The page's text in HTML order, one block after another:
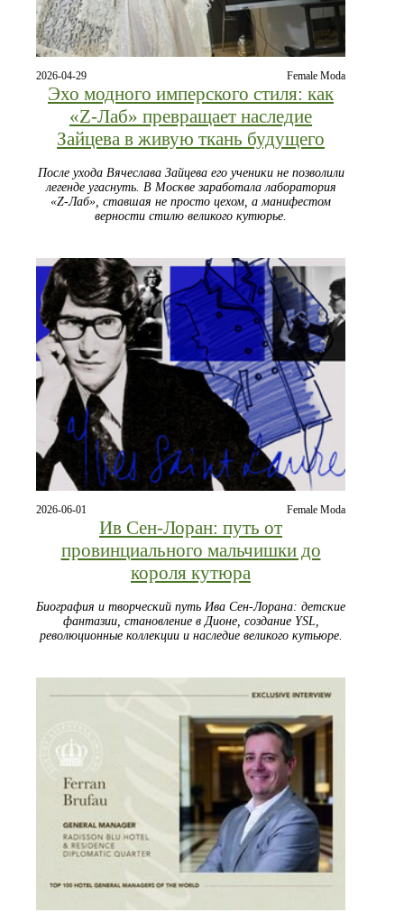
2026-04-29 Female Moda
Эхо модного имперского стиля: как
«Z-Лаб» превращает наследие
Зайцева в живую ткань будущего
После ухода Вячеслава Зайцева его ученики не позволили
легенде угаснуть. В Москве заработала лаборатория
«Z-Лаб», ставшая не просто цехом, а манифестом
верности стилю великого кутюрье.
2026-06-01 Female Moda
Ив Сен-Лоран: путь от
провинциального мальчишки до
короля кутюра
Биография и творческий путь Ива Сен-Лорана: детские
фантазии, становление в Дионе, создание YSL,
революционные коллекции и наследие великого кутьюре.